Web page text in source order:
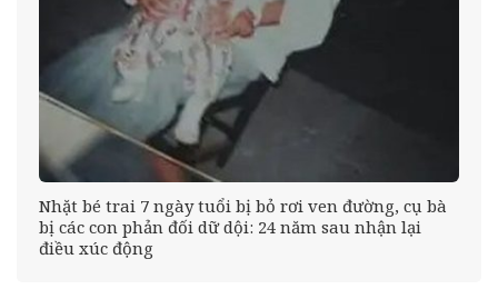
Nhặt bé trai 7 ngày tuổi bị bỏ rơi ven đường, cụ bà
bị các con phản đối dữ dội: 24 năm sau nhận lại
điều xúc động